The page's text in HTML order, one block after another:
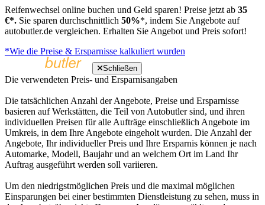
Reifenwechsel online buchen und Geld sparen! Preise jetzt ab 35
€*. Sie sparen durchschnittlich 50%*, indem Sie Angebote auf
autobutler.de vergleichen. Erhalten Sie Angebot und Preis sofort!
*Wie die Preise & Ersparnisse kalkuliert wurden
Schließen
Die verwendeten Preis- und Ersparnisangaben
Die tatsächlichen Anzahl der Angebote, Preise und Ersparnisse
basieren auf Werkstätten, die Teil von Autobutler sind, und ihren
individuellen Preisen für alle Aufträge einschließlich Angebote im
Umkreis, in dem Ihre Angebote eingeholt wurden. Die Anzahl der
Angebote, Ihr individueller Preis und Ihre Ersparnis können je nach
Automarke, Modell, Baujahr und an welchem Ort im Land Ihr
Auftrag ausgeführt werden soll variieren.
Um den niedrigstmöglichen Preis und die maximal möglichen
Einsparungen bei einer bestimmten Dienstleistung zu sehen, muss in